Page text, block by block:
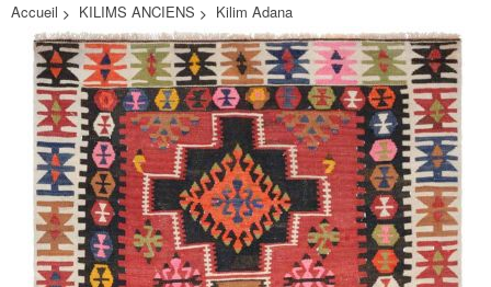
Accueil KILIMS ANCIENS
Kilim Adana
Skip
images
gallery